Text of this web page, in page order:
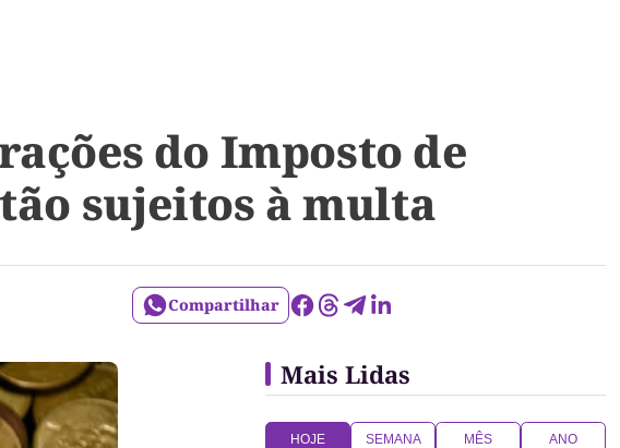
do Imposto de
sujeitos à multa
Compartilhar
Mais Lidas
HOJE SEMANA MÊS ANO